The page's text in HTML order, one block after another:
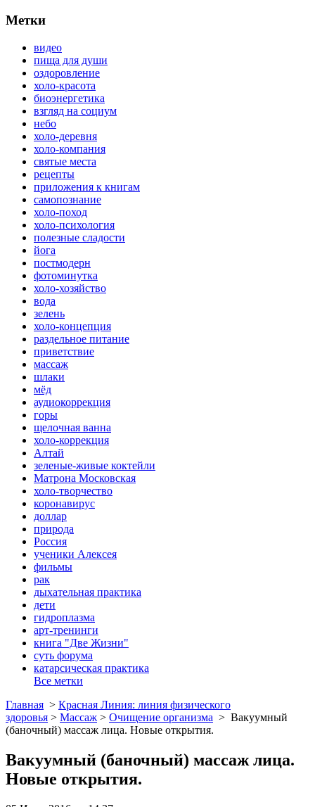
Метки
видео
пища для души
оздоровление
холо-красота
биоэнергетика
взгляд на социум
небо
холо-деревня
холо-компания
святые места
рецепты
приложения к книгам
самопознание
холо-поход
холо-психология
полезные сладости
йога
постмодерн
фотоминутка
холо-хозяйство
вода
зелень
холо-концепция
раздельное питание
приветствие
массаж
шлаки
мёд
аудиокоррекция
горы
щелочная ванна
холо-коррекция
Алтай
зеленые-живые коктейли
Матрона Московская
холо-творчество
коронавирус
доллар
природа
Россия
ученики Алексея
фильмы
рак
дыхательная практика
дети
гидроплазма
арт-тренинги
книга "Две Жизни"
суть форума
катарсическая практика
Все метки
Главная > Красная Линия: линия физического
здоровья > Массаж > Очищение организма > Вакуумный
(баночный) массаж лица. Новые открытия.
Вакуумный (баночный) массаж лица.
Новые открытия.